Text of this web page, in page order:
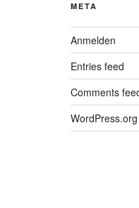
META
Anmelden
Entries feed
Comments
WordPress.org